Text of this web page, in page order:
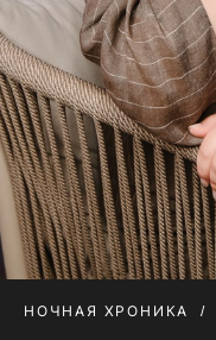
НОЧНАЯ ХРОНИКА